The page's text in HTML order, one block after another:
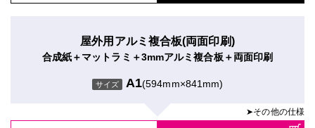
屋外用アルミ複合板(両面印刷)
合成紙＋マットラミ＋3mmアルミ複合板＋両面印刷
サイズ A1(594mm×841mm)
➤その他の仕様